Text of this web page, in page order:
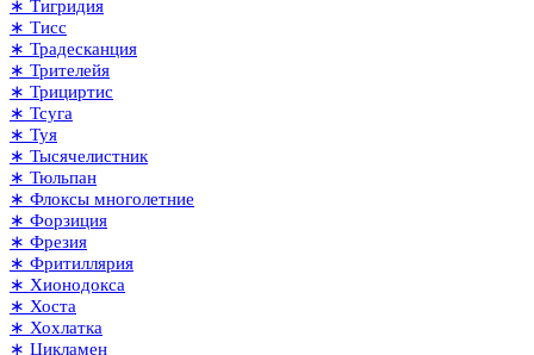
∗ Тигридия
∗ Тисс
∗ Традесканция
∗ Трителейя
∗ Трициртис
∗ Тсуга
∗ Туя
∗ Тысячелистник
∗ Тюльпан
∗ Флоксы многолетние
∗ Форзиция
∗ Фрезия
∗ Фритиллярия
∗ Хионодокса
∗ Хоста
∗ Хохлатка
∗ Цикламен